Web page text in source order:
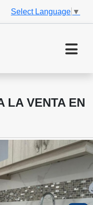
Select Language ▼
LA VENTA EN